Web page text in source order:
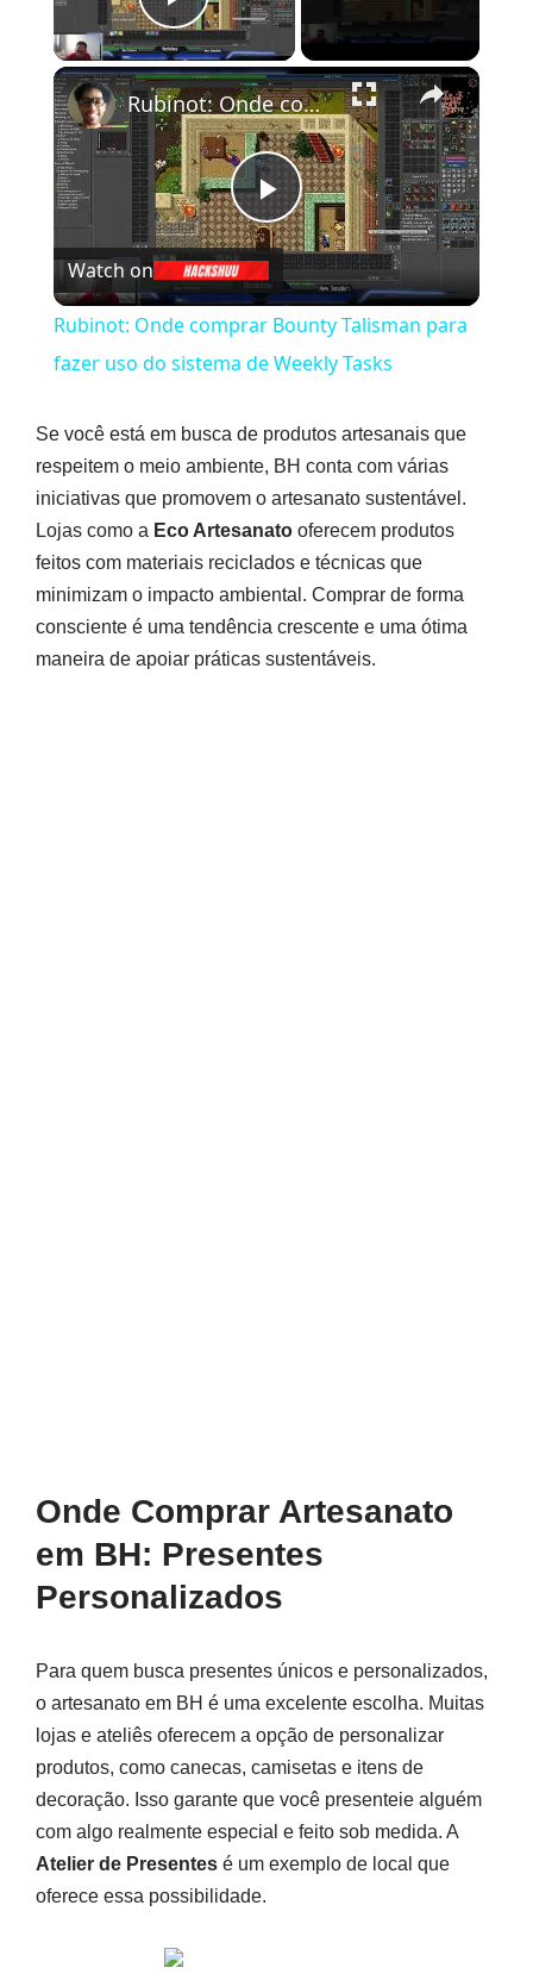
Play Video
×
Play
Video
Rubinot: Onde comprar Bounty Talisman para fazer uso do sistema de Weekly Tasks
Watch on
Rubinot: Onde comprar Bounty Talisman para
fazer uso do sistema de Weekly Tasks
Se você está em busca de produtos artesanais que
respeitem o meio ambiente, BH conta com várias
iniciativas que promovem o artesanato sustentável.
Lojas como a Eco Artesanato oferecem produtos
feitos com materiais reciclados e técnicas que
minimizam o impacto ambiental. Comprar de forma
consciente é uma tendência crescente e uma ótima
maneira de apoiar práticas sustentáveis.
Onde Comprar Artesanato
em BH: Presentes
Personalizados
Para quem busca presentes únicos e personalizados,
o artesanato em BH é uma excelente escolha. Muitas
lojas e ateliês oferecem a opção de personalizar
produtos, como canecas, camisetas e itens de
decoração. Isso garante que você presenteie alguém
com algo realmente especial e feito sob medida. A
Atelier de Presentes é um exemplo de local que
oferece essa possibilidade.